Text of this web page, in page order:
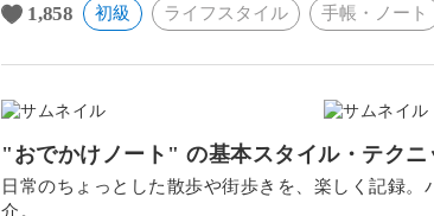
1,858 初級 ライフスタイル 手帳・ノート
"おでかけノート" の基本スタイル・テクニ
日常のちょっとした散歩や街歩きを、楽しく記録
介。